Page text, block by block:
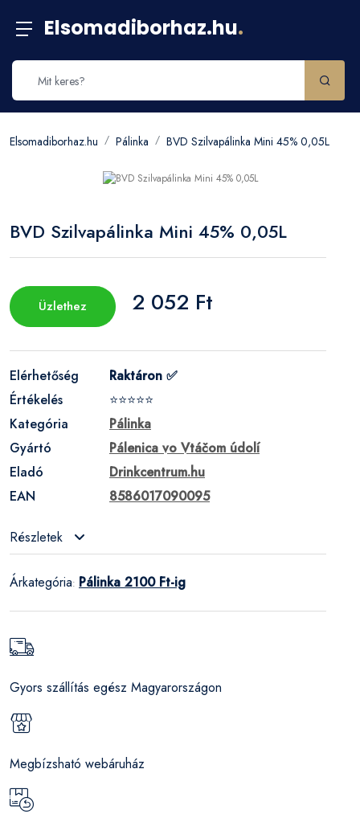
Elsomadiborhaz.hu.
Elsomadiborhaz.hu Pálinka BVD Szilvapálinka Mini 45% 0,05L
BVD Szilvapálinka Mini 45% 0,05L
Üzlethez 2 052 Ft
Elérhetőség
Raktáron ✅
Értékelés
⭐⭐⭐⭐⭐
Kategória
Pálinka
Gyártó
Pálenica vo Vtáčom údolí
Eladó
Drinkcentrum.hu
EAN
8586017090095
Részletek
Árkategória: Pálinka 2100 Ft-ig
Gyors szállítás egész Magyarországon
Megbízsható webáruház